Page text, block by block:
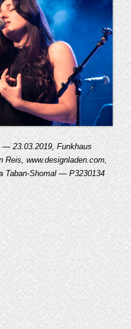
— 23.03.2019, Funkhaus
Reis, www.designladen.com,
Taban-Shomal — P3230134